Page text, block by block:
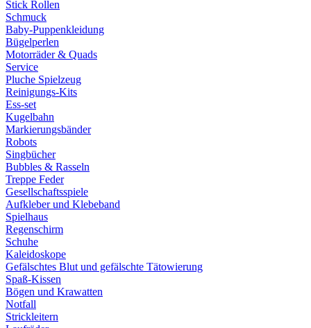
Stick Rollen
Schmuck
Baby-Puppenkleidung
Bügelperlen
Motorräder & Quads
Service
Pluche Spielzeug
Reinigungs-Kits
Ess-set
Kugelbahn
Markierungsbänder
Robots
Singbücher
Bubbles & Rasseln
Treppe Feder
Gesellschaftsspiele
Aufkleber und Klebeband
Spielhaus
Regenschirm
Schuhe
Kaleidoskope
Gefälschtes Blut und gefälschte Tätowierung
Spaß-Kissen
Bögen und Krawatten
Notfall
Strickleitern